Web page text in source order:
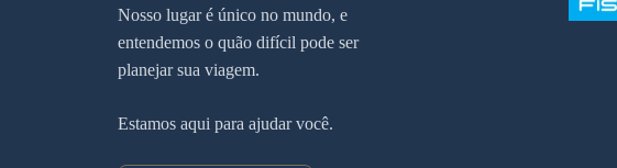
Nosso lugar é único no mundo, e
entendemos o quão difícil pode ser
planejar sua viagem.
Estamos aqui para ajudar você.